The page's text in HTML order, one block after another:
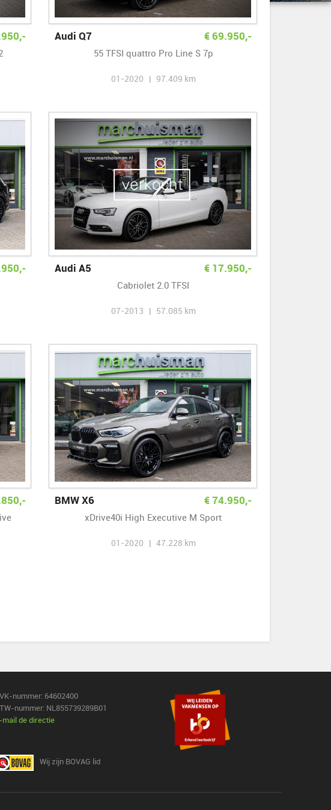
,- Audi Q7 €69.950,-
55 TFSI quattro Pro Line S 7p
01-2020 | 97.409 km
,- Audi A5 € 17.950,-
Cabriolet 2.0 TFSI
07-2013 | 57.085 km
,- BMW X6 €74.950,-
xDrive40i High Executive M Sport
01-2020 | 47.228 km
nummer: 64602400
nummer: NL855739289B01
mail de directie
Wij zijn BOVAG lid